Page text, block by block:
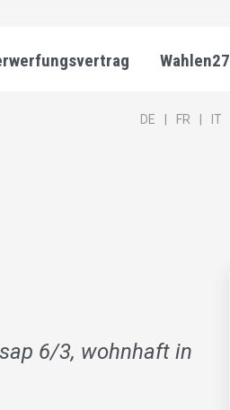
Wahlen27
DE FR IT
6/3, wohnhaft in